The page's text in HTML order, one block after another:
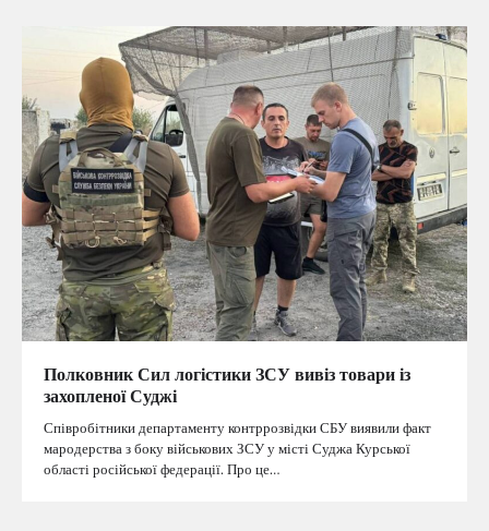
Полковник Сил логістики ЗСУ вивіз товари із
захопленої Суджі
Співробітники департаменту контррозвідки СБУ виявили факт
мародерства з боку військових ЗСУ у місті Суджа Курської
області російської федерації. Про це…